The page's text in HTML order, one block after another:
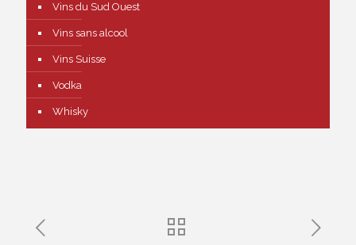
Vins du Sud Ouest
Vins sans alcool
Vins Suisse
Vodka
Whisky